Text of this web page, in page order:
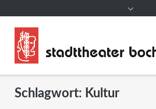
Schlagwort: Kultur